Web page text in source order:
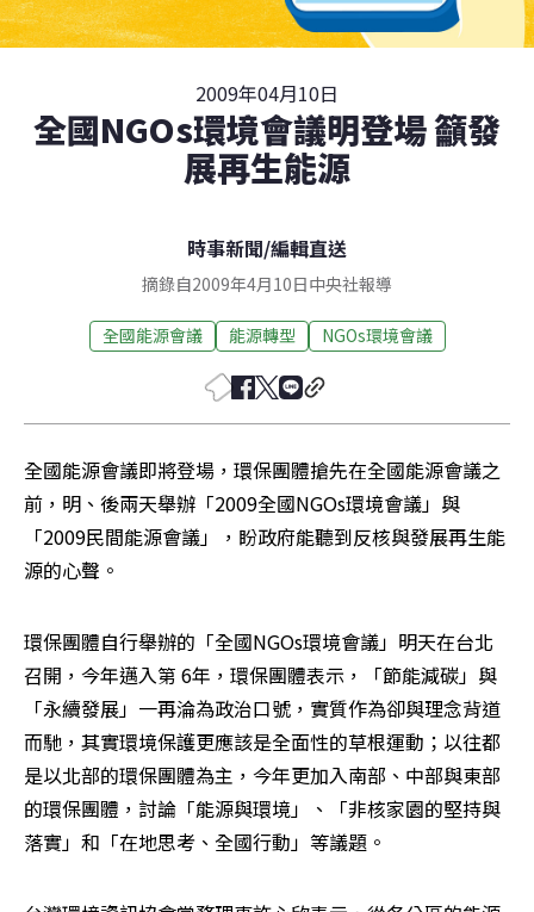
2009年04月10日
全國NGOs環境會議明登場 籲發
展再生能源
時事新聞/編輯直送
摘錄自2009年4月10日中央社報導
全國能源會議 能源轉型 NGOs環境會議
全國能源會議即將登場，環保團體搶先在全國能源會議之
前，明、後兩天舉辦「2009全國NGOs環境會議」與
「2009民間能源會議」，盼政府能聽到反核與發展再生能
源的心聲。
環保團體自行舉辦的「全國NGOs環境會議」明天在台北
召開，今年邁入第 6年，環保團體表示，「節能減碳」與
「永續發展」一再淪為政治口號，實質作為卻與理念背道
而馳，其實環境保護更應該是全面性的草根運動；以往都
是以北部的環保團體為主，今年更加入南部、中部與東部
的環保團體，討論「能源與環境」、「非核家園的堅持與
落實」和「在地思考、全國行動」等議題。